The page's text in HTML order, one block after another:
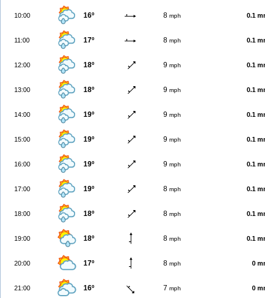
10:00 16º 8 mph 0.1
11:00 17º 8 mph 0.1
12:00 18º 9 mph 0.1
13:00 18º 9 mph 0.1
14:00 19º 9 mph 0.1
15:00 19º 9 mph 0.1
16:00 19º 9 mph 0.1
17:00 19º 8 mph 0.1
18:00 18º 8 mph 0.1
19:00 18º 8 mph 0.1
20:00 17º 8 mph 0
21:00 16º 7 mph 0